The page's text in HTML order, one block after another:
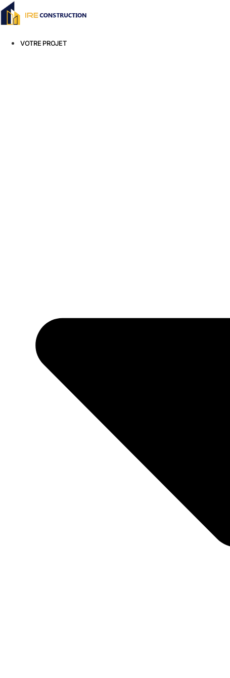
Aller
VOTRE PROJET